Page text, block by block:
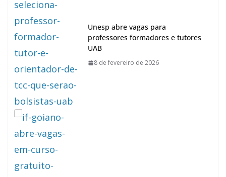
Unesp abre vagas para
professores formadores e tutores
UAB
8 de fevereiro de 2026